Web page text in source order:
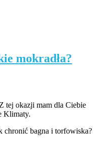
mokradła?
tej okazji mam dla Ciebie
Klimaty.
chronić bagna i torfowiska?